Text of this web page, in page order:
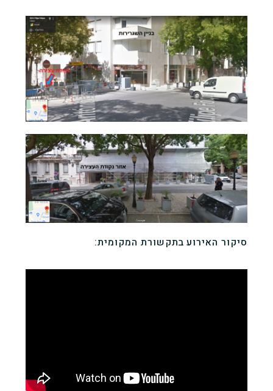
סיקור האירוע בתקשורת המקומית: